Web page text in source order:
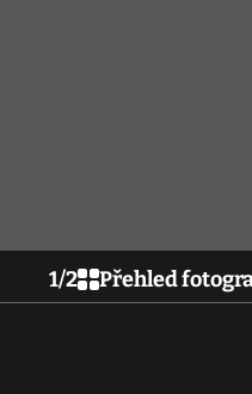
1/2 Přehled